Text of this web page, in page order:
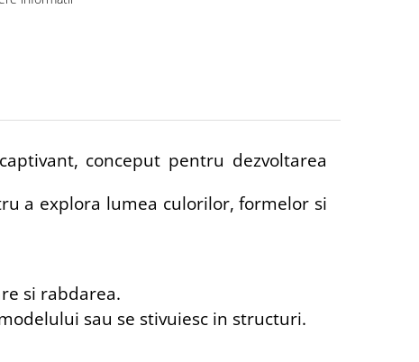
conceput pentru dezvoltarea
a explora lumea culorilor, formelor si
si rabdarea.
sau se stivuiesc in structuri.